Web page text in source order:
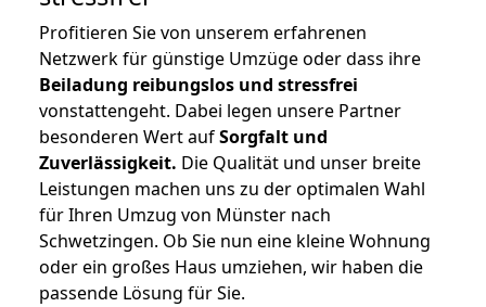
Profitieren Sie von unserem erfahrenen
Netzwerk für günstige Umzüge oder dass ihre
Beiladung reibungslos und stressfrei
vonstattengeht. Dabei legen unsere Partner
besonderen Wert aufSorgfalt und
Zuverlässigkeit. Die Qualität und unser breite
Leistungen machen uns zu der optimalen Wahl
für Ihren Umzug von Münster nach
Schwetzingen. Ob Sie nun eine kleine Wohnung
oder ein großes Haus umziehen, wir haben die
passende Lösung für Sie.